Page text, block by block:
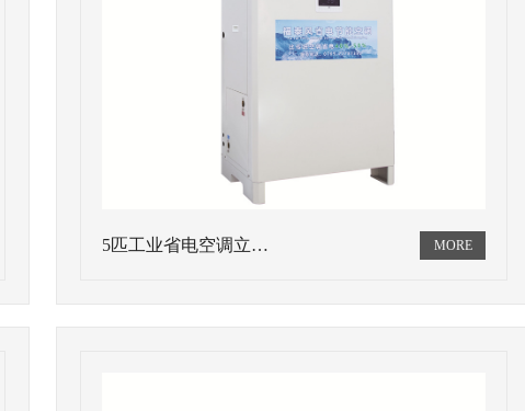
5匹工业省电空调立…